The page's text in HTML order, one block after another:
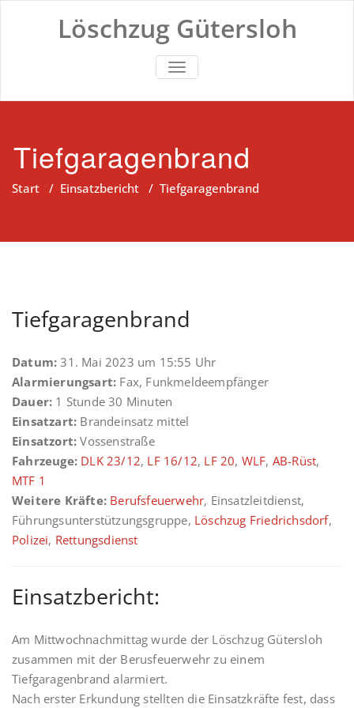
Löschzug Gütersloh
TOGGLE NAVIGATION
Tiefgaragenbrand
Start / Einsatzbericht / Tiefgaragenbrand
Tiefgaragenbrand
Datum: 31. Mai 2023 um 15:55 Uhr
Alarmierungsart: Fax, Funkmeldeempfänger
Dauer: 1 Stunde 30 Minuten
Einsatzart: Brandeinsatz mittel
Einsatzort: Vossenstraße
Fahrzeuge: DLK 23/12, LF 16/12, LF 20, WLF, AB-Rüst,
MTF 1
Weitere Kräfte: Berufsfeuerwehr, Einsatzleitdienst,
Führungsunterstützungsgruppe, Löschzug Friedrichsdorf,
Polizei, Rettungsdienst
Einsatzbericht:
Am Mittwochnachmittag wurde der Löschzug Gütersloh
zusammen mit der Berusfeuerwehr zu einem
Tiefgaragenbrand alarmiert.
Nach erster Erkundung stellten die Einsatzkräfte fest, dass